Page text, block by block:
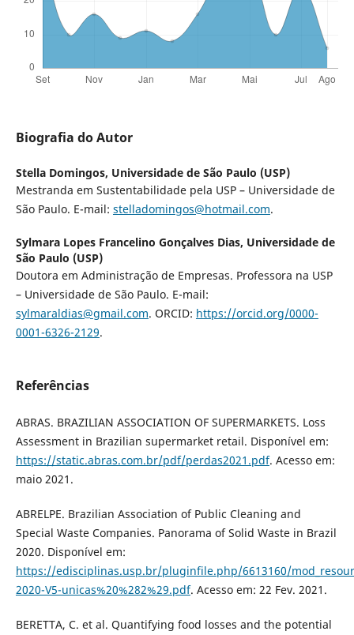
Biografia do Autor
Stella Domingos, Universidade de São Paulo (USP)
Mestranda em Sustentabilidade pela USP – Universidade de
São Paulo. E-mail: stelladomingos@hotmail.com.
Sylmara Lopes Francelino Gonçalves Dias, Universidade de
São Paulo (USP)
Doutora em Administração de Empresas. Professora na USP
– Universidade de São Paulo. E-mail:
sylmaraldias@gmail.com. ORCID: https://orcid.org/0000-
0001-6326-2129.
Referências
ABRAS. BRAZILIAN ASSOCIATION OF SUPERMARKETS. Loss
Assessment in Brazilian supermarket retail. Disponível em:
https://static.abras.com.br/pdf/perdas2021.pdf. Acesso em:
maio 2021.
ABRELPE. Brazilian Association of Public Cleaning and
Special Waste Companies. Panorama of Solid Waste in Brazil
2020. Disponível em:
https://edisciplinas.usp.br/pluginfile.php/6613160/
2020-V5-unicas%20%282%29.pdf. Acesso em: 22 Fev. 2021.
BERETTA, C. et al. Quantifying food losses and the potential